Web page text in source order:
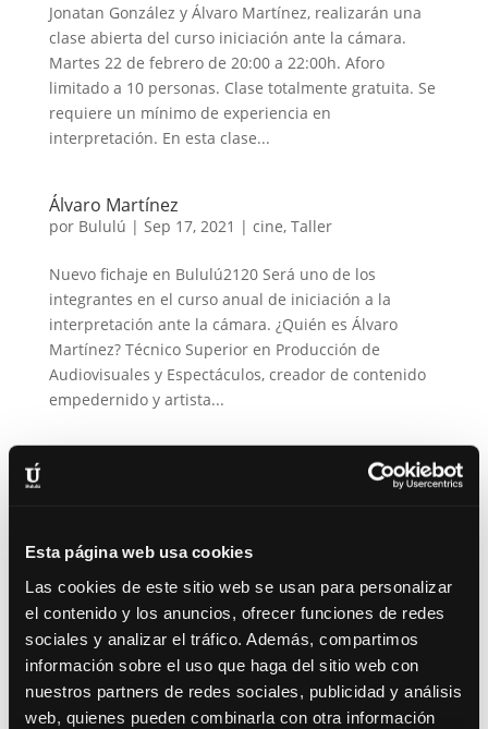
Esta página web usa cookies
Las cookies de este sitio web se usan para personalizar
el contenido y los anuncios, ofrecer funciones de redes
sociales y analizar el tráfico. Además, compartimos
información sobre el uso que haga del sitio web con
nuestros partners de redes sociales, publicidad y análisis
web, quienes pueden combinarla con otra información
Jonatan González y Álvaro Martínez, realizarán una
clase abierta del curso iniciación ante la cámara.
Martes 22 de febrero de 20:00 a 22:00h. Aforo
limitado a 10 personas. Clase totalmente gratuita. Se
requiere un mínimo de experiencia en
interpretación. En esta clase...
Álvaro Martínez
por Bululú | Sep 17, 2021 | cine, Taller
Nuevo fichaje en Bululú2120 Será uno de los
integrantes en el curso anual de iniciación a la
interpretación ante la cámara. ¿Quién es Álvaro
Martínez? Técnico Superior en Producción de
Audiovisuales y Espectáculos, creador de contenido
empedernido y artista...
Jornada de puertas abiertas en Bululú2120
Noticias
24 de septiembre realizaremos nuestra famosa
jornada de puertas abiertas. De 19:00 a 20:30
Interpretación ante la cámara. De 20:30 a 22:00
Interpretación. Queremos que nos conozcas y ver
como...